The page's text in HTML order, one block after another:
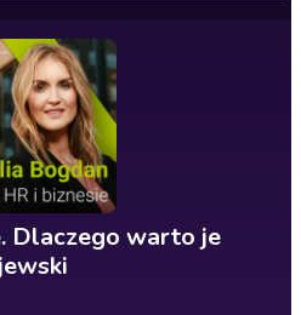
Dlaczego warto je